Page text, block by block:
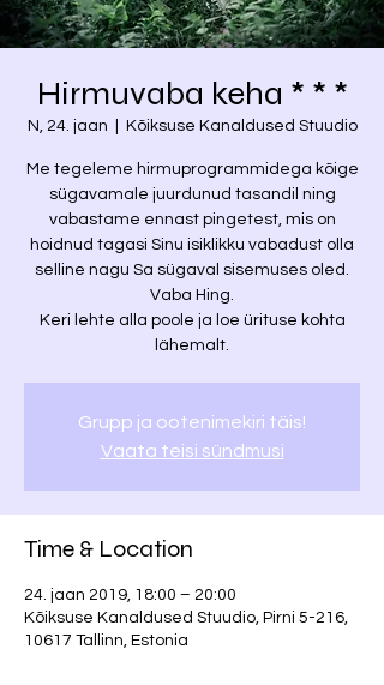
Hirmuvaba keha * * *
N, 24. jaan Kõiksuse Kanaldused Stuudio
Me tegeleme hirmuprogrammidega kõige
sügavamale juurdunud tasandil ning
vabastame ennast pingetest, mis on
hoidnud tagasi Sinu isiklikku vabadust olla
selline nagu Sa sügaval sisemuses oled.
Vaba Hing.
Keri lehte alla poole ja loe ürituse kohta
Grupp ja ootenimekiri täis!
Vaata teisi sündmusi
Time & Location
24. jaan 2019, 18:00 – 20:00
Kõiksuse Kanaldused Stuudio, Pirni 5-216,
10617 Tallinn, Estonia